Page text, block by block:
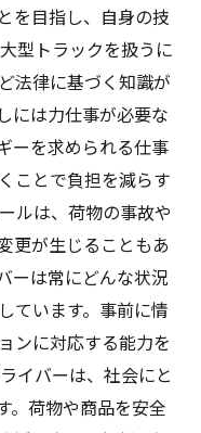
を目指し、自身の技
型トラックを扱うに
法律に基づく知識が
には力仕事が必要な
ーを求められる仕事
ことで負担を減らす
ルは、荷物の事故や
更が生じることもあ
ーは常にどんな状況
ています。事前に情
ンに対応する能力を
イバーは、社会にと
。荷物や商品を安全